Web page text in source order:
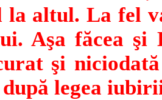
la altul. La fel
Aşa făcea
şi
legea